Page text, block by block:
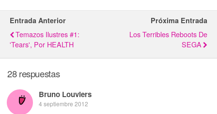
Entrada Anterior
Temazos Ilustres #1:
'Tears', Por HEALTH
Próxima Entrada
Los Terribles Reboots De
SEGA
28 respuestas
Bruno Louviers
4 septiembre 2012